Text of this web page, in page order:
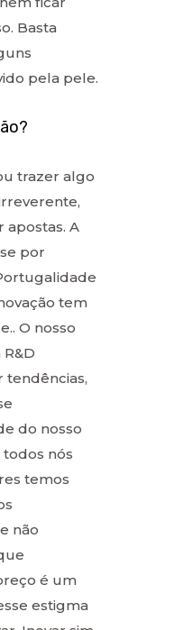
Basta
pela pele.
trazer algo
apostas. A
por
tem
O nosso
tendências,
do nosso
nós
temos
não
é um
estigma